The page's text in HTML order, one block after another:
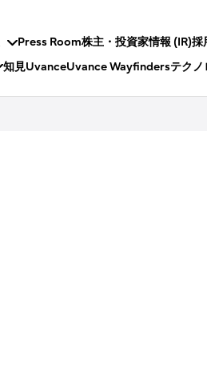
Press Room株主・投資家情報 (IR)採
知見UvanceUvance Wayfindersテクノ